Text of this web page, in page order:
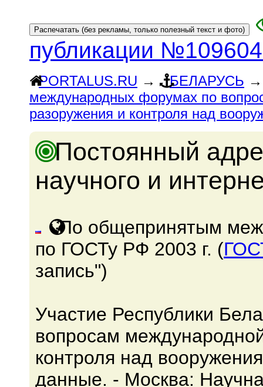
публикации
PORTALUS.RU → БЕЛАРУСЬ
международных форумах по
разоружения и контроля над
Постоянный
научного и
По общепринятым
по ГОСТу РФ 2003 г. (
запись")
Участие Республики
вопросам
контроля над
данные. - Москва: